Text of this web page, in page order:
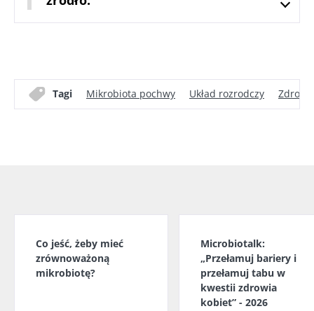
Tagi Mikrobiota pochwy Układ rozrodczy
Co jeść, żeby mieć
zrównoważoną
mikrobiotę?
Microbiotalk:
„Przełamuj bariery i
przełamuj tabu w
kwestii zdrowia
kobiet” - 2026